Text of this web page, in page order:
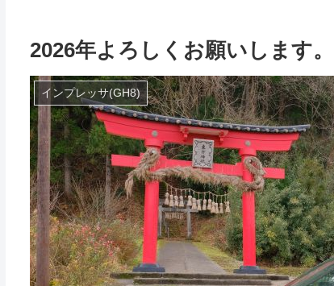
2026年よろしくお願いします
インプレッサ(GH8)